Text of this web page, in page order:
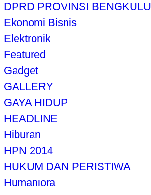
DPRD PROVINSI BENGKULU
Ekonomi Bisnis
Elektronik
Featured
Gadget
GALLERY
GAYA HIDUP
HEADLINE
Hiburan
HPN 2014
HUKUM DAN PERISTIWA
Humaniora